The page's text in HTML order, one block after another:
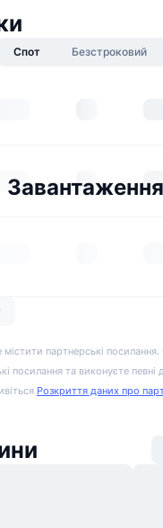
Спот Безстроковий
партнерські
посилання та виконуєте певні
Розкриття даних про